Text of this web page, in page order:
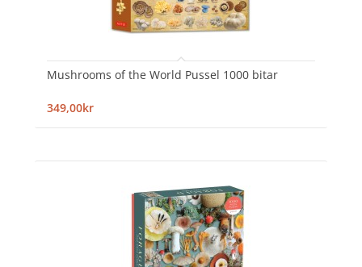
Mushrooms of the World Pussel 1000 bitar
349,00kr